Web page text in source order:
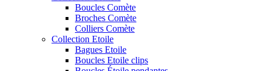
Boucles Comète
Broches Comète
Colliers Comète
Collection Etoile
Bagues Etoile
Boucles Etoile clips